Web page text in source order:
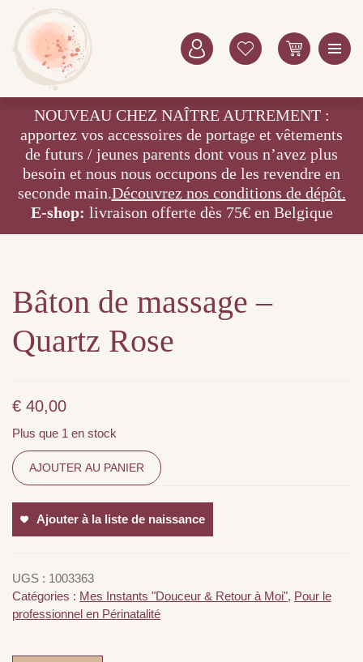
NOUVEAU CHEZ NAÎTRE AUTREMENT :
apportez vos accessoires de portage et vêtements
de futurs / jeunes parents dont vous n’avez plus
besoin et nous nous occupons de les revendre en
seconde main.Découvrez nos conditions de dépôt.
E-shop: livraison offerte dès 75€ en Belgique
Bâton de massage –
Quartz Rose
€ 40,00
Plus que 1 en stock
AJOUTER AU PANIER
Ajouter à la liste de naissance
UGS : 1003363
Catégories : Mes Instants "Douceur & Retour à Moi", Pour le
professionnel en Périnatalité